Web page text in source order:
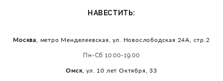
НАВЕСТИТЬ:
Москва , метро Менделеевская, ул. Новослободская 24А, стр.2
Пн-Сб 10:00-19:00
Омск, ул. 10 лет Октября, 33